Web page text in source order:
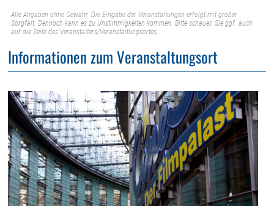
Alle Angaben ohne Gewähr. Die Eingabe der Veranstaltungen erfolgt mit großer
Sorgfalt. Dennoch kann es zu Unstimmigkeiten kommen. Bitte schauen Sie ggf. auch
auf die Seite des Veranstalters/Veranstaltungsortes.
Informationen zum Veranstaltungsort